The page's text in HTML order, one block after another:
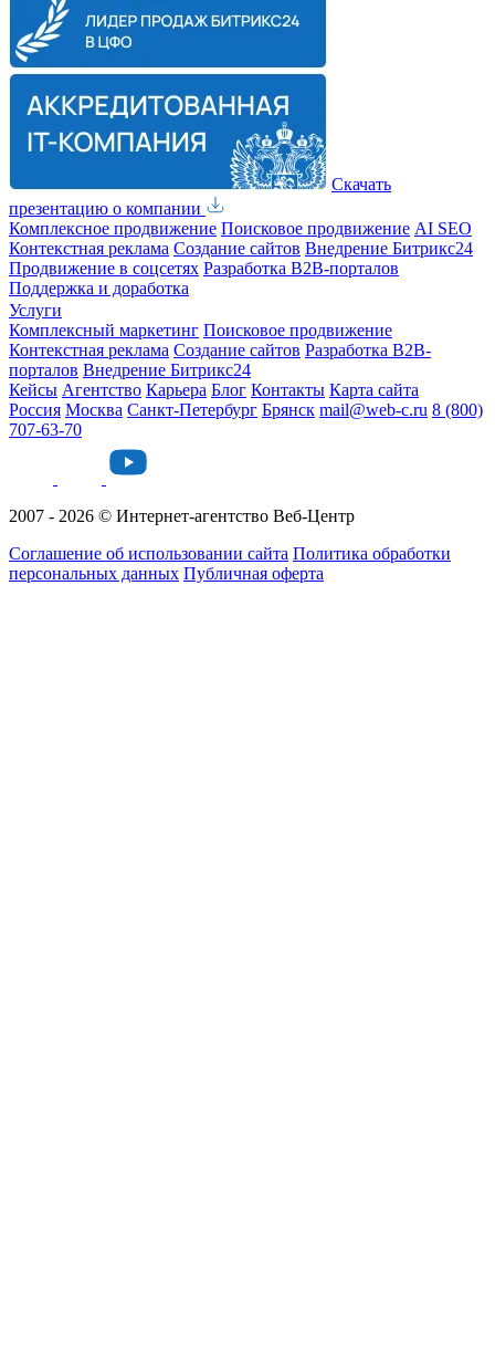
Скачать
презентацию о компании
Комплексное продвижение Поисковое продвижение AI SEO
Контекстная реклама Создание сайтов Внедрение Битрикс24
Продвижение в соцсетях Разработка B2B-порталов
Поддержка и доработка
Услуги
Комплексный маркетинг Поисковое продвижение
Контекстная реклама Создание сайтов Разработка B2B-
порталов Внедрение Битрикс24
Кейсы Агентство Карьера Блог Контакты Карта сайта
Россия Москва Санкт-Петербург Брянск mail@web-c.ru 8 (800)
707-63-70
2007 - 2026 © Интернет-агентство Веб-Центр
Соглашение об использовании сайта Политика обработки
персональных данных Публичная оферта